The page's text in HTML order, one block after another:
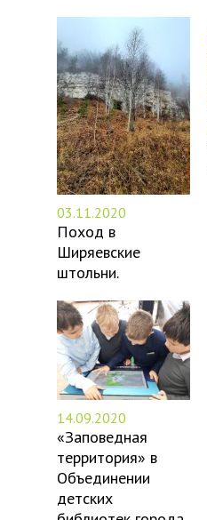
03.11.2020
Поход в
Ширяевские
штольни.
14.09.2020
«Заповедная
территория» в
Объединении
детских